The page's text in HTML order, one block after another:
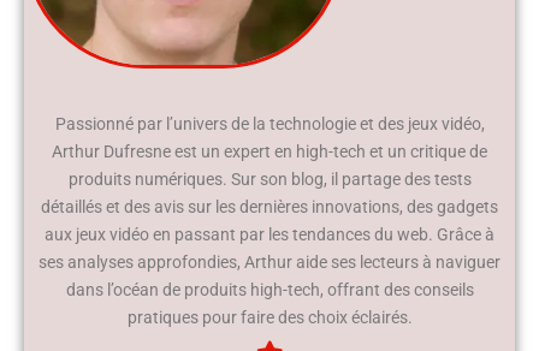
Passionné par l’univers de la technologie et des jeux vidéo,
Arthur Dufresne est un expert en high-tech et un critique de
produits numériques. Sur son blog, il partage des tests
détaillés et des avis sur les dernières innovations, des gadgets
aux jeux vidéo en passant par les tendances du web. Grâce à
ses analyses approfondies, Arthur aide ses lecteurs à naviguer
dans l’océan de produits high-tech, offrant des conseils
pratiques pour faire des choix éclairés.